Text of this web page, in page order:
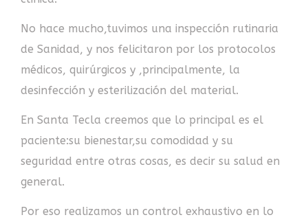
No hace mucho,tuvimos una inspección rutinaria
de Sanidad, y nos felicitaron por los protocolos
médicos, quirúrgicos y ,principalmente, la
desinfección y esterilización del material.
En Santa Tecla creemos que lo principal es el
paciente:su bienestar,su comodidad y su
seguridad entre otras cosas, es decir su salud en
general.
Por eso realizamos un control exhaustivo en lo